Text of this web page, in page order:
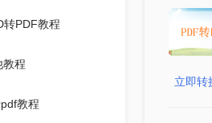
转PDF教程
教程
教程
立即转